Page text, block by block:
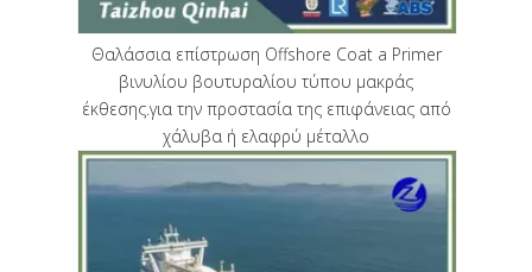
Θαλάσσια επίστρωση Offshore Coat a Primer
βινυλίου βουτυραλίου τύπου μακράς
έκθεσης.για την προστασία της επιφάνειας από
χάλυβα ή ελαφρύ μέταλλο